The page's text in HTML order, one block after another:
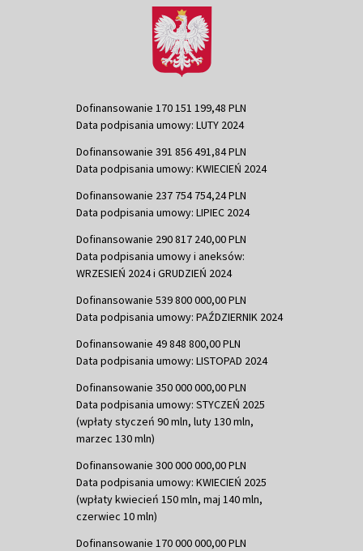
Dofinansowanie 170 151 199,48 PLN
Data podpisania umowy: LUTY 2024
Dofinansowanie 391 856 491,84 PLN
Data podpisania umowy: KWIECIEŃ 2024
Dofinansowanie 237 754 754,24 PLN
Data podpisania umowy: LIPIEC 2024
Dofinansowanie 290 817 240,00 PLN
Data podpisania umowy i aneksów:
WRZESIEŃ 2024 i GRUDZIEŃ 2024
Dofinansowanie 539 800 000,00 PLN
Data podpisania umowy: PAŹDZIERNIK 2024
Dofinansowanie 49 848 800,00 PLN
Data podpisania umowy: LISTOPAD 2024
Dofinansowanie 350 000 000,00 PLN
Data podpisania umowy: STYCZEŃ 2025
(wpłaty styczeń 90 mln, luty 130 mln,
marzec 130 mln)
Dofinansowanie 300 000 000,00 PLN
Data podpisania umowy: KWIECIEŃ 2025
(wpłaty kwiecień 150 mln, maj 140 mln,
czerwiec 10 mln)
Dofinansowanie 170 000 000,00 PLN